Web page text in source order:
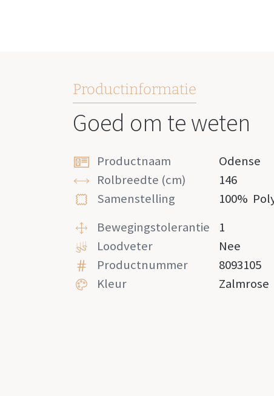
Productinformatie
Goed om te weten
Productnaam
Odense
Rolbreedte (cm)
146
Samenstelling
100%
Bewegingstolerantie
1
Loodveter
Nee
Productnummer
8093105
Kleur
Zalmrose